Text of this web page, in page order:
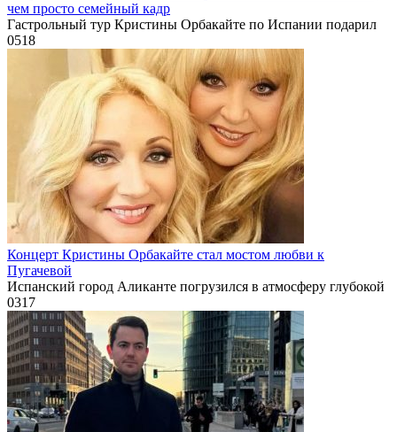
чем просто семейный кадр
Гастрольный тур Кристины Орбакайте по Испании подарил
0518
Концерт Кристины Орбакайте стал мостом любви к
Пугачевой
Испанский город Аликанте погрузился в атмосферу глубокой
0317